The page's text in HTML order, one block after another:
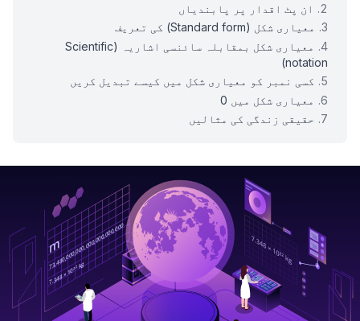
ان پٹ اقدار پر پابندیاں
معیاری شکل (Standard form) کی تعریف
معیاری شکل بمقابلہ سائنسی اشاریہ (Scientific
notation)
کسی نمبر کو معیاری شکل میں کیسے تبدیل کریں
معیاری شکل میں 0
حقیقی زندگی کی مثالیں